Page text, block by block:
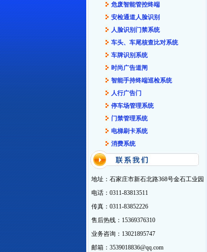
危废智能管控终端
安检通道人脸识别
人脸识别门禁系统
车头、车尾核查比对系统
车牌识别系统
时尚广告道闸
智能手持终端巡检系统
人行广告门
停车场管理系统
门禁管理系统
电梯刷卡系统
消费系统
地址：石家庄市新石北路368号金石工业园
电话：0311-83813511
传真：0311-83852226
售后热线：15369376310
业务咨询：13021895747
邮箱：3539018836@qq.com